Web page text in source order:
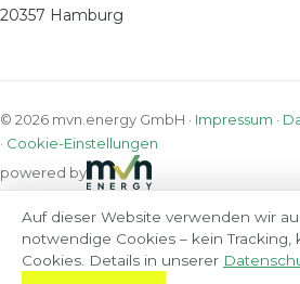
20357 Hamburg
© 2026 mvn.energy GmbH · Impressum ·
· Cookie-Einstellungen
powered by
Auf dieser Website verwenden wir
notwendige Cookies – kein
Cookies. Details in unserer